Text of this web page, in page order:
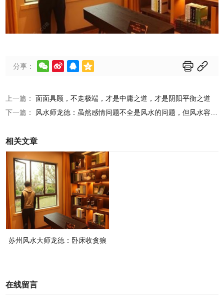
分享：      
上一篇：面面具顾，不走极端，才是中庸之道，才是阴阳平衡之道
下一篇： 风水师龙德：虽然感情问题不全是风水的问题，但风水容易引起巨大的感情问题
相关文章
苏州风水大师龙德：卧床收贪狼
在线留言